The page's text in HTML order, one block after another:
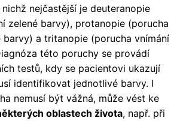
nejčastější je deuteranopie
zelené barvy), protanopie (porucha
barvy) a tritanopie (porucha vnímání
této poruchy se provádí
testů, kdy se pacientovi ukazují
identifikovat jednotlivé barvy. I
nemusí být vážná, může vést ke
oblastech života, např. při